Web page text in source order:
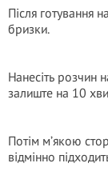
Після готування
бризки.
Нанесіть розчин
залиште на 10
Потім м’якою
відмінно